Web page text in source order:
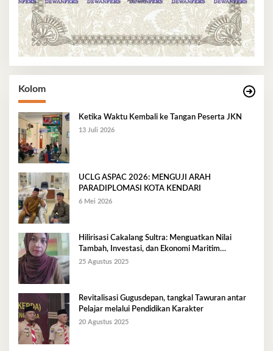
Kolom
Ketika Waktu Kembali ke Tangan Peserta JKN
13 Juli 2026
UCLG ASPAC 2026: MENGUJI ARAH
PARADIPLOMASI KOTA KENDARI
6 Mei 2026
Hilirisasi Cakalang Sultra: Menguatkan Nilai
Tambah, Investasi, dan Ekonomi Maritim
Berkelanjutan
25 Agustus 2025
Revitalisasi Gugusdepan, tangkal Tawuran antar
Pelajar melalui Pendidikan Karakter
20 Agustus 2025